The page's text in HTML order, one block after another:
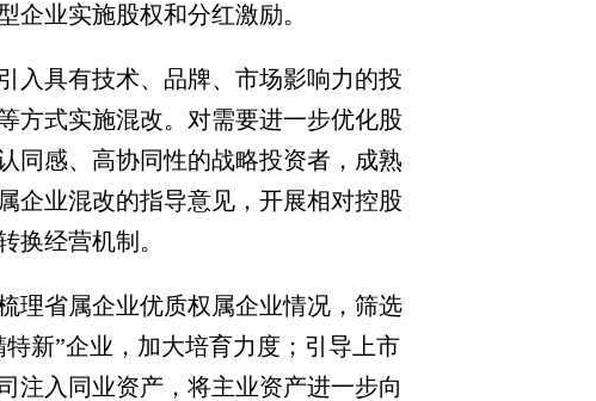
企业实施股权和分红激励。
具有技术、品牌、市场影响力的投
方式实施混改。对需要进一步优化股
同感、高协同性的战略投资者，成熟
企业混改的指导意见，开展相对控股
换经营机制。
省属企业优质权属企业情况，筛选
新”企业，加大培育力度；引导上市
注入同业资产，将主业资产进一步向